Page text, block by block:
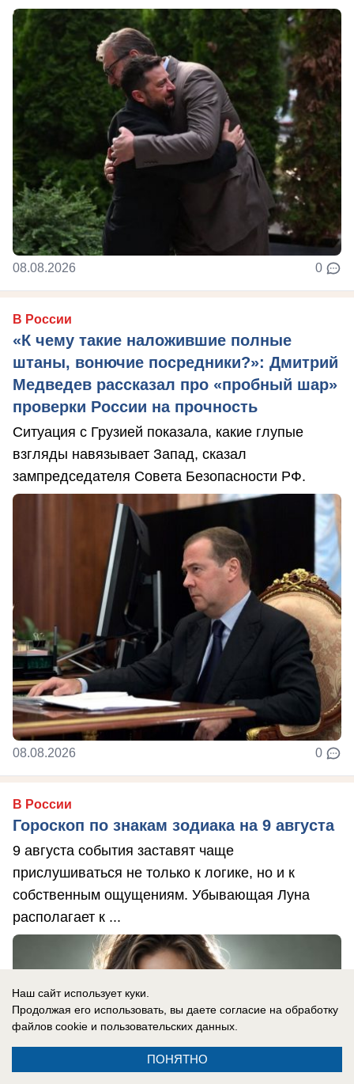
08.08.2026 0
В России
«К чему такие наложившие полные
штаны, вонючие посредники?»: Дмитрий
Медведев рассказал про «пробный шар»
проверки России на прочность
Ситуация с Грузией показала, какие глупые
взгляды навязывает Запад, сказал
зампредседателя Совета Безопасности РФ.
08.08.2026 0
В России
Гороскоп по знакам зодиака на 9 августа
9 августа события заставят чаще
прислушиваться не только к логике, но и к
собственным ощущениям. Убывающая Луна
располагает к ...
Наш сайт использует куки.
Продолжая его использовать, вы даете согласие на обработку
файлов cookie и пользовательских данных.
ПОНЯТНО